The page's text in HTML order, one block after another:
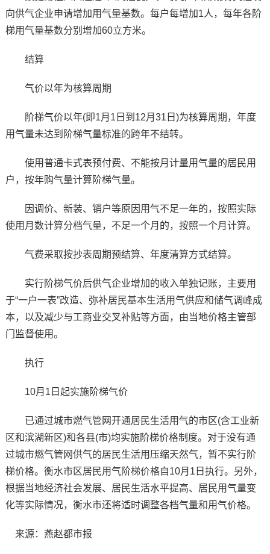
向供气企业申请增加用气量基数。每户每增加1人，每年各阶
梯用气量基数分别增加60立方米。
结算
气价以年为核算周期
阶梯气价以年(即1月1日到12月31日)为核算周期，年度
用气量未达到阶梯气量标准的跨年不结转。
使用普通卡式表预付费、不能按月计量用气量的居民用
户，按年购气量计算阶梯气量。
因调价、新装、销户等原因用气不足一年的，按照实际
使用月数计算分档气量，不足一个月的，按照一个月计算。
气费采取按抄表周期预结算、年度清算方式结算。
实行阶梯气价后供气企业增加的收入单独记账，主要用
于“一户一表”改造、弥补居民基本生活用气供应和储气调峰成
本，以及减少与工商业交叉补贴等方面，由当地价格主管部
门监督使用。
执行
10月1日起实施阶梯气价
已通过城市燃气管网开通居民生活用气的市区(含工业新
区和滨湖新区)和各县(市)均实施阶梯价格制度。对于没有通
过城市燃气管网供气的居民生活用压缩天然气，暂不实行阶
梯价格。衡水市区居民用气阶梯价格自10月1日执行。另外，
根据当地经济社会发展、居民生活水平提高、居民用气量变
化等实际情况，衡水市还将适时调整各档气量和用气价格。
来源：燕赵都市报